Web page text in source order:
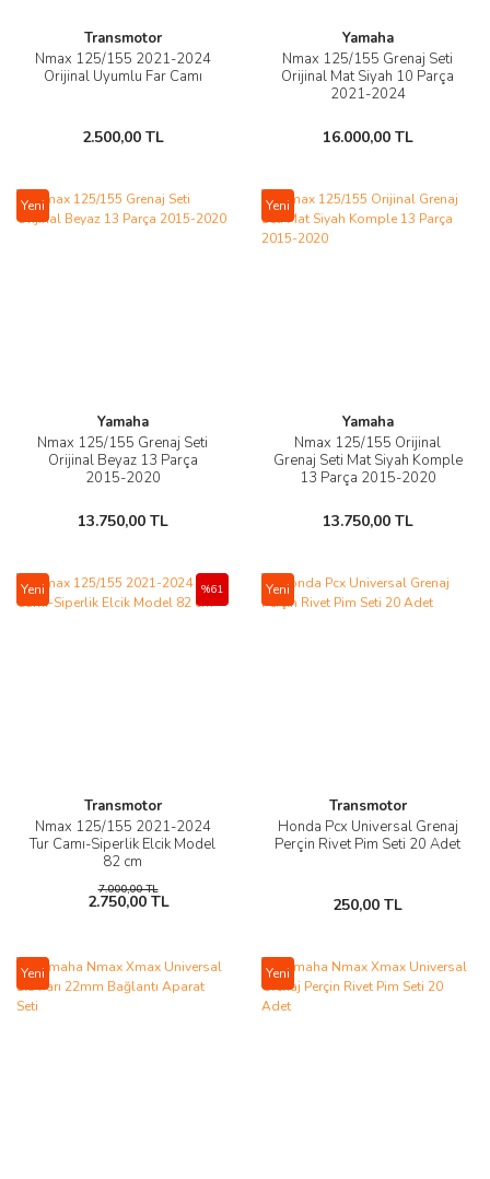
Transmotor
Nmax 125/155 2021-2024
Orijinal Uyumlu Far Camı
2.500,00 TL
Yamaha
Nmax 125/155 Grenaj Seti
Orijinal Mat Siyah 10 Parça
2021-2024
16.000,00 TL
Yeni
Yamaha
Nmax 125/155 Grenaj Seti
Orijinal Beyaz 13 Parça
2015-2020
13.750,00 TL
Yeni
Yamaha
Nmax 125/155 Orijinal
Grenaj Seti Mat Siyah Komple
13 Parça 2015-2020
13.750,00 TL
Yeni
Transmotor
Nmax 125/155 2021-2024
Tur Camı-Siperlik Elcik Model
82 cm
%61
7.000,00 TL
2.750,00 TL
Yeni
Transmotor
Honda Pcx Universal Grenaj
Perçin Rivet Pim Seti 20 Adet
250,00 TL
Yeni Yeni